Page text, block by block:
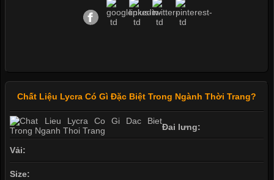
Chất Liệu Lycra Có Gì Đặc Biệt Trong Ngành Thời Trang?
Đai lưng:
Vải:
Size: